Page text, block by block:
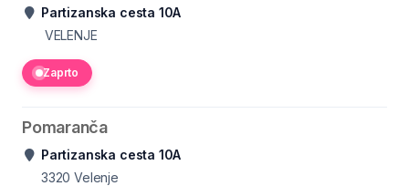
Partizanska cesta 10A
VELENJE
Zaprto
Pomaranča
Partizanska cesta 10A
3320 Velenje